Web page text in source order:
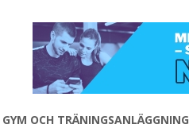
OCH TRÄNINGSANLÄGGNING